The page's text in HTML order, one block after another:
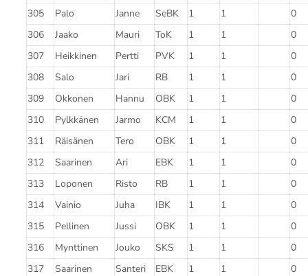
305
Palo Janne SeBK 1 1
0
306
Jaako Mauri ToK 1 1
0
307
Heikkinen Pertti PVK 1 1
0
308
Salo Jari RB 1 1
0
309
Okkonen Hannu OBK 1 1
0
310
Pylkkänen Jarmo KCM 1 1
0
311
Räisänen Tero OBK 1 1
0
312
Saarinen Ari EBK 1 1
0
313
Loponen Risto RB 1 1
0
314
Vainio Juha IBK 1 1
0
315
Pellinen Jussi OBK 1 1
0
316
Mynttinen Jouko SKS 1 1
0
317
Saarinen Santeri EBK 1 1
0